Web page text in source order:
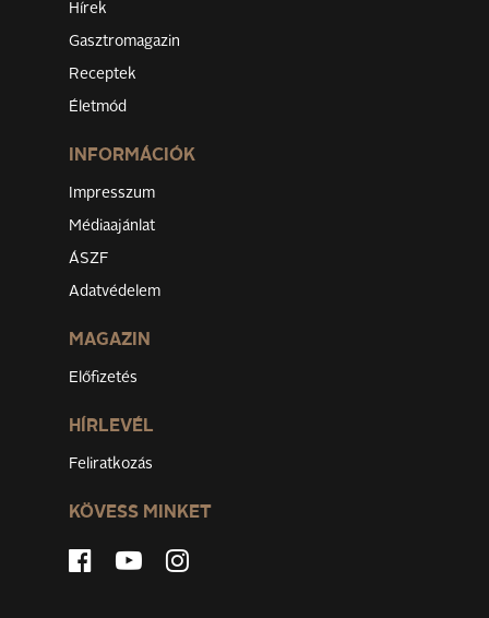
Hírek
Gasztromagazin
Receptek
Életmód
INFORMÁCIÓK
Impresszum
Médiaajánlat
ÁSZF
Adatvédelem
MAGAZIN
Előfizetés
HÍRLEVÉL
Feliratkozás
KÖVESS MINKET